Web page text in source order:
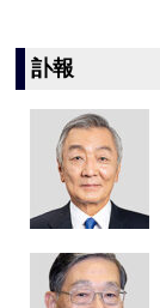
訃報